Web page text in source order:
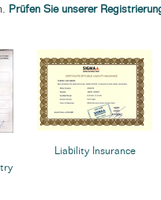
Prüfen Sie unserer
Liability Insurance